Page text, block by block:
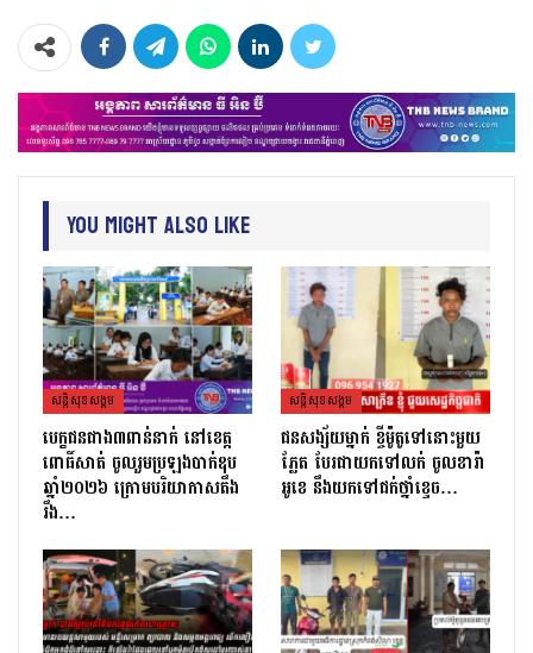
You Might Also Like
សន្តិសុខសង្គម
បេក្ខជនជាង៣ពាន់នាក់ នៅខេត្ត
ពោធិ៍សាត់ ចូលរួមប្រឡងបាក់ឌុប
ឆ្នាំ២០២៦ ក្រោមបរិយាកាសតឹង
រឹង…
សន្តិសុខសង្គម
ជនសង្ស័យម្នាក់ ខ្ចីម៉ូតូទៅនោះមួយ
ភ្លែត បែរជាយកទៅលក់ ចូលខារ៉ា
អូខេ នឹងយកទៅជក់ថ្នាំខ្ទេច…